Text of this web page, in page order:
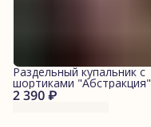
2 390 ₽
Раздельный купальник с
шортиками "Абстракция"